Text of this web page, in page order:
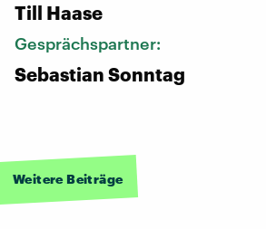
Till Haase
Gesprächspartner:
Sebastian Sonntag
Weitere Beiträge